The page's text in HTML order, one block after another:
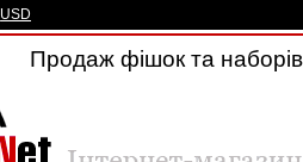
USD
Продаж фішок та